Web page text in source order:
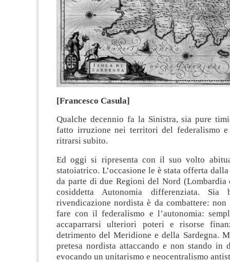
[Francesco Casula]
Qualche decennio fa la Sinistra, sia pure
fatto irruzione nei territori del federalismo
ritrarsi subito.
Ed oggi si ripresenta con il suo volto
statoiatrico. L’occasione le è stata offerta
da parte di due Regioni del Nord (Lombardia
cosiddetta Autonomia differenziata.
rivendicazione nordista è da combattere: non
fare con il federalismo e l’autonomia:
accaparrarsi ulteriori poteri e risorse
detrimento del Meridione e della Sardegna.
pretesa nordista attaccando e non stando in
evocando un unitarismo e neocentralismo